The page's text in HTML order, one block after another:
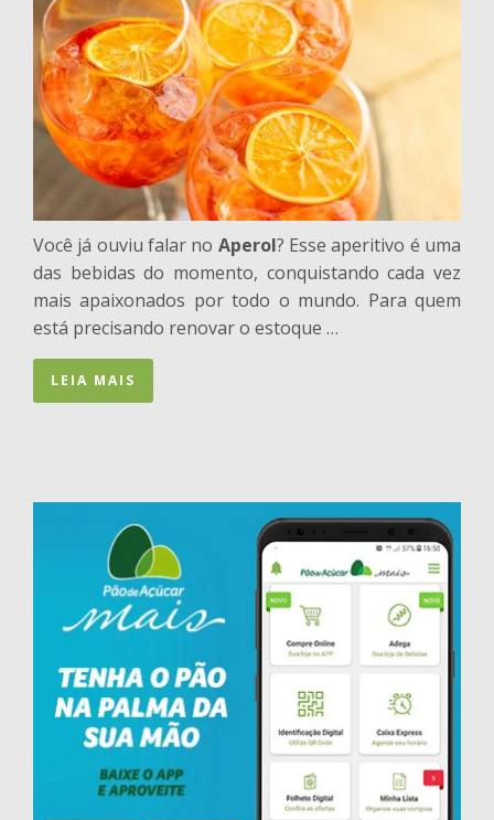
Você já ouviu falar no Aperol? Esse aperitivo é uma
das bebidas do momento, conquistando cada vez
mais apaixonados por todo o mundo. Para quem
está precisando renovar o estoque …
LEIA MAIS